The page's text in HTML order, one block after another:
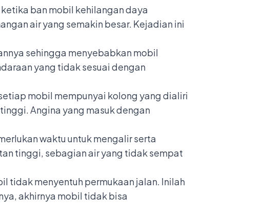
ban mobil kehilangan daya
air yang semakin besar. Kejadian ini
sehingga menyebabkan mobil
yang tidak sesuai dengan
mobil mempunyai kolong yang dialiri
Angina yang masuk dengan
waktu untuk mengalir serta
tinggi, sebagian air yang tidak sempat
tidak menyentuh permukaan jalan. Inilah
akhirnya mobil tidak bisa